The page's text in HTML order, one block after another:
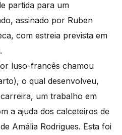
partida para um
assinado por Ruben
com estreia prevista em
luso-francês chamou
o qual desenvolveu,
um trabalho em
a ajuda dos calceteiros de
Amália Rodrigues. Esta foi